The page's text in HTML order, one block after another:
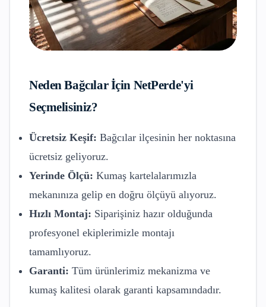
NedenBağcılarİçin NetPerde'yi
Seçmelisiniz?
Ücretsiz Keşif: Bağcılar ilçesinin her noktasına
ücretsiz geliyoruz.
Yerinde Ölçü: Kumaş kartelalarımızla
mekanınıza gelip en doğru ölçüyü alıyoruz.
Hızlı Montaj: Siparişiniz hazır olduğunda
profesyonel ekiplerimizle montajı
tamamlıyoruz.
Garanti: Tüm ürünlerimiz mekanizma ve
kumaş kalitesi olarak garanti kapsamındadır.